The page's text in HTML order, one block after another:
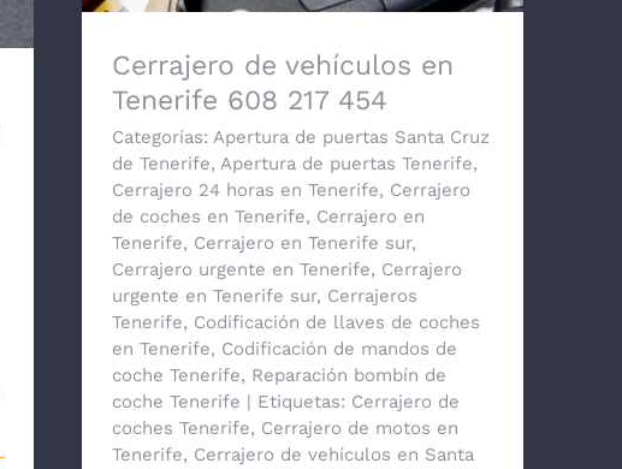
Cerrajero de vehículos en
Tenerife 608 217 454
Categorías: Apertura de puertas Santa Cruz
de Tenerife, Apertura de puertas Tenerife,
Cerrajero 24 horas en Tenerife, Cerrajero
de coches en Tenerife, Cerrajero en
Tenerife, Cerrajero en Tenerife sur,
Cerrajero urgente en Tenerife, Cerrajero
urgente en Tenerife sur, Cerrajeros
Tenerife, Codificación de llaves de coches
en Tenerife, Codificación de mandos de
coche Tenerife, Reparación bombín de
coche Tenerife
Etiquetas: Cerrajero de
coches Tenerife, Cerrajero de motos en
Tenerife, Cerrajero de vehículos en Santa